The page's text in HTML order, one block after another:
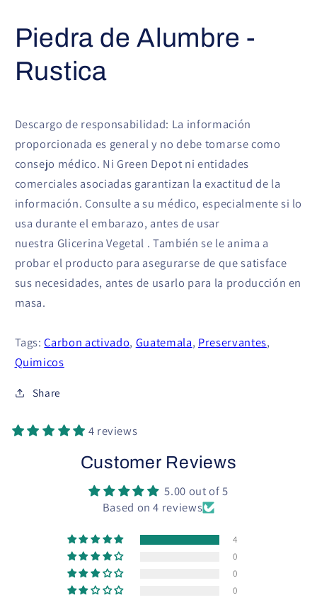
Piedra de Alumbre -
Rustica
Descargo de responsabilidad: La información
proporcionada es general y no debe tomarse como
consejo médico. Ni Green Depot ni entidades
comerciales asociadas garantizan la exactitud de la
información. Consulte a su médico, especialmente si lo
usa durante el embarazo, antes de usar
nuestra Glicerina Vegetal . También se le anima a
probar el producto para asegurarse de que satisface
sus necesidades, antes de usarlo para la producción en
masa.
Tags:Carbon activado, Guatemala, Preservantes,
Quimicos
Share
4 reviews
Customer Reviews
5.00 out of 5
Based on 4 reviews
4
0
0
0